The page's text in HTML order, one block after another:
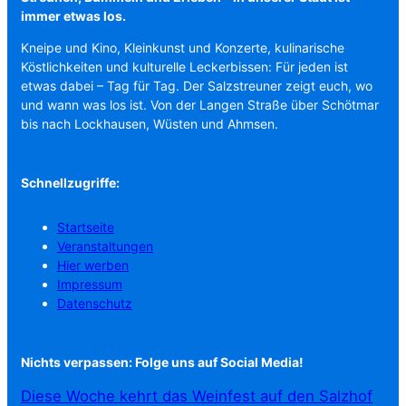
immer etwas los.
Kneipe und Kino, Kleinkunst und Konzerte, kulinarische
Köstlichkeiten und kulturelle Leckerbissen: Für jeden ist
etwas dabei – Tag für Tag. Der Salzstreuner zeigt euch, wo
und wann was los ist. Von der Langen Straße über Schötmar
bis nach Lockhausen, Wüsten und Ahmsen.
Schnellzugriffe:
Startseite
Veranstaltungen
Hier werben
Impressum
Datenschutz
Nichts verpassen: Folge uns auf Social Media!
Diese Woche kehrt das Weinfest auf den Salzhof